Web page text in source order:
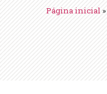
Página inicial »